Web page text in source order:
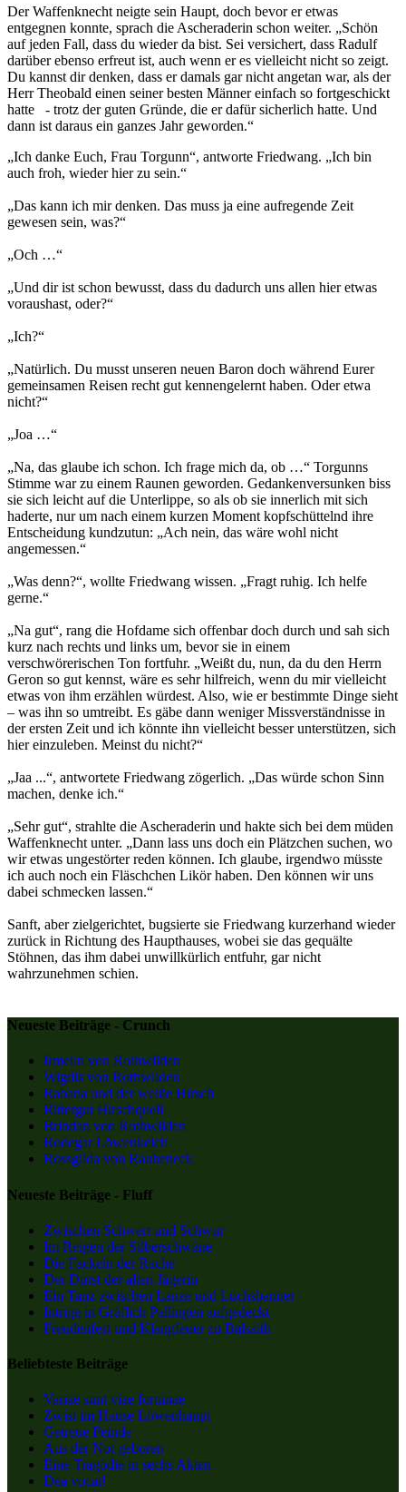
Der Waffenknecht neigte sein Haupt, doch bevor er etwas
entgegnen konnte, sprach die Ascheraderin schon weiter. „Schön
auf jeden Fall, dass du wieder da bist. Sei versichert, dass Radulf
darüber ebenso erfreut ist, auch wenn er es vielleicht nicht so zeigt.
Du kannst dir denken, dass er damals gar nicht angetan war, als der
Herr Theobald einen seiner besten Männer einfach so fortgeschickt
hatte - trotz der guten Gründe, die er dafür sicherlich hatte. Und
dann ist daraus ein ganzes Jahr geworden.“
„Ich danke Euch, Frau Torgunn“, antworte Friedwang. „Ich bin
auch froh, wieder hier zu sein.“
„Das kann ich mir denken. Das muss ja eine aufregende Zeit
gewesen sein, was?“
„Och …“
„Und dir ist schon bewusst, dass du dadurch uns allen hier etwas
voraushast, oder?“
„Ich?“
„Natürlich. Du musst unseren neuen Baron doch während Eurer
gemeinsamen Reisen recht gut kennengelernt haben. Oder etwa
nicht?“
„Joa …“
„Na, das glaube ich schon. Ich frage mich da, ob …“ Torgunns
Stimme war zu einem Raunen geworden. Gedankenversunken biss
sie sich leicht auf die Unterlippe, so als ob sie innerlich mit sich
haderte, nur um nach einem kurzen Moment kopfschüttelnd ihre
Entscheidung kundzutun: „Ach nein, das wäre wohl nicht
angemessen.“
„Was denn?“, wollte Friedwang wissen. „Fragt ruhig. Ich helfe
gerne.“
„Na gut“, rang die Hofdame sich offenbar doch durch und sah sich
kurz nach rechts und links um, bevor sie in einem
verschwörerischen Ton fortfuhr. „Weißt du, nun, da du den Herrn
Geron so gut kennst, wäre es sehr hilfreich, wenn du mir vielleicht
etwas von ihm erzählen würdest. Also, wie er bestimmte Dinge sieht
– was ihn so umtreibt. Es gäbe dann weniger Missverständnisse in
der ersten Zeit und ich könnte ihn vielleicht besser unterstützen, sich
hier einzuleben. Meinst du nicht?“
„Jaa ...“, antwortete Friedwang zögerlich. „Das würde schon Sinn
machen, denke ich.“
„Sehr gut“, strahlte die Ascheraderin und hakte sich bei dem müden
Waffenknecht unter. „Dann lass uns doch ein Plätzchen suchen, wo
wir etwas ungestörter reden können. Ich glaube, irgendwo müsste
ich auch noch ein Fläschchen Likör haben. Den können wir uns
dabei schmecken lassen.“
Sanft, aber zielgerichtet, bugsierte sie Friedwang kurzerhand wieder
zurück in Richtung des Haupthauses, wobei sie das gequälte
Stöhnen, das ihm dabei unwillkürlich entfuhr, gar nicht
wahrzunehmen schien.
Neueste Beiträge - Crunch
Irmelin von Rothwilden
Wigdis von Rothwilden
Rabana und der weiße Hirsch
Rittergut Hirschquell
Brindan von Rothwilden
Rodegar Löwenkelch
Rossgilda von Rauheneck
Neueste Beiträge - Fluff
Zwischen Schwert und Schwur
Im Reigen der Silberschwäne
Die Fackeln der Rache
Der Durst der alten Jägerin
Ein Tanz zwischen Lanze und Luchsbanner
Intrige in Gräflich Pallingen aufgedeckt
Freudenfest und Klangfeuer zu Balsaith
Beliebteste Beiträge
Variae sunt viae fortunae
Zwist im Hause Löwenhaupt
Getreue Feinde
Aus der Not geboren
Eine Tragödie in sechs Akten
Dea vocat!